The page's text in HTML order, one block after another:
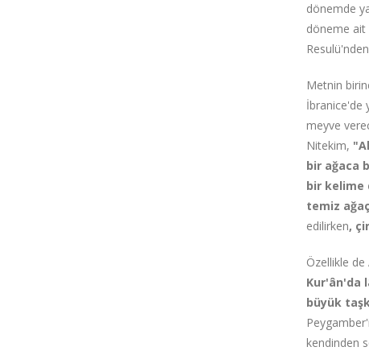
dönemde
döneme ait
Metnin
İbranice'de
meyve
Nitekim,
bir ağaca
bir kelime
temiz
edilirken,
Özellikle de
Kur'ân'da
büyük
kendinden